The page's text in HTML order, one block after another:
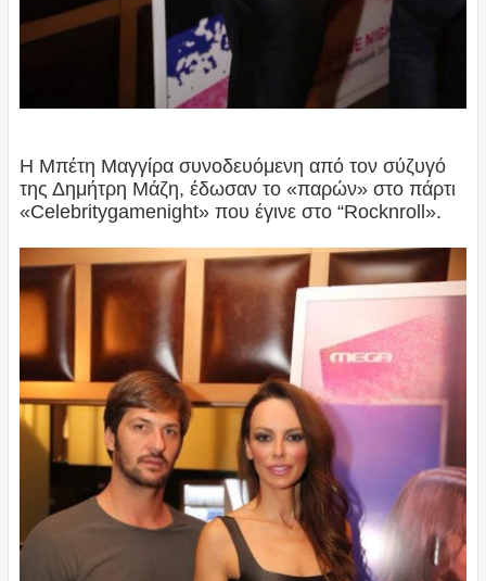
Η Μπέτη Μαγγίρα συνοδευόμενη από τον σύζυγό
της Δημήτρη Μάζη, έδωσαν το «παρών» στο πάρτι
«Celebritygamenight» που έγινε στο “Rocknroll».